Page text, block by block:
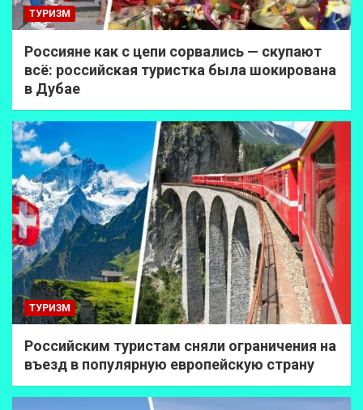
ТУРИЗМ
Россияне как с цепи сорвались — скупают
всё: российская туристка была шокирована
в Дубае
ТУРИЗМ
Российским туристам сняли ограничения на
въезд в популярную европейскую страну